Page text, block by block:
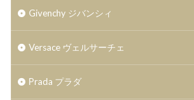
Givenchy ジバンシィ
Versace ヴェルサーチェ
Prada プラダ